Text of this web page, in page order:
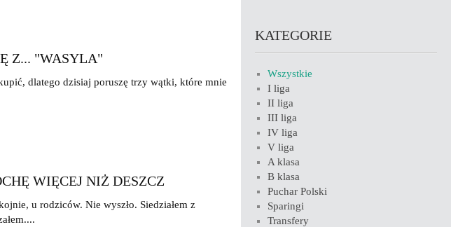
Z... "WASYLA"
dlatego dzisiaj poruszę trzy wątki, które mnie
WIĘCEJ NIŻ DESZCZ
u rodziców. Nie wyszło. Siedziałem z
KATEGORIE
Wszystkie
I liga
II liga
III liga
IV liga
V liga
A klasa
B klasa
Puchar Polski
Sparingi
Transfery